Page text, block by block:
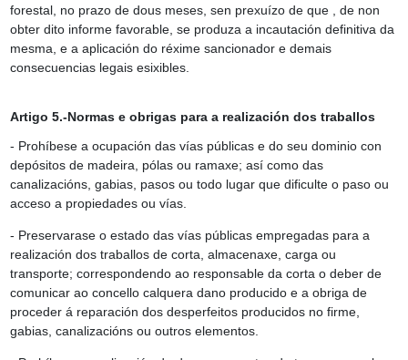
forestal, no prazo de dous meses, sen prexuízo de que , de non
obter dito informe favorable, se produza a incautación definitiva da
mesma, e a aplicación do réxime sancionador e demais
consecuencias legais esixibles.
Artigo 5.-Normas e obrigas para a realización dos traballos
- Prohíbese a ocupación das vías públicas e do seu dominio con
depósitos de madeira, pólas ou ramaxe; así como das
canalizacións, gabias, pasos ou todo lugar que dificulte o paso ou
acceso a propiedades ou vías.
- Preservarase o estado das vías públicas empregadas para a
realización dos traballos de corta, almacenaxe, carga ou
transporte; correspondendo ao responsable da corta o deber de
comunicar ao concello calquera dano producido e a obriga de
proceder á reparación dos desperfeitos producidos no firme,
gabias, canalizacións ou outros elementos.